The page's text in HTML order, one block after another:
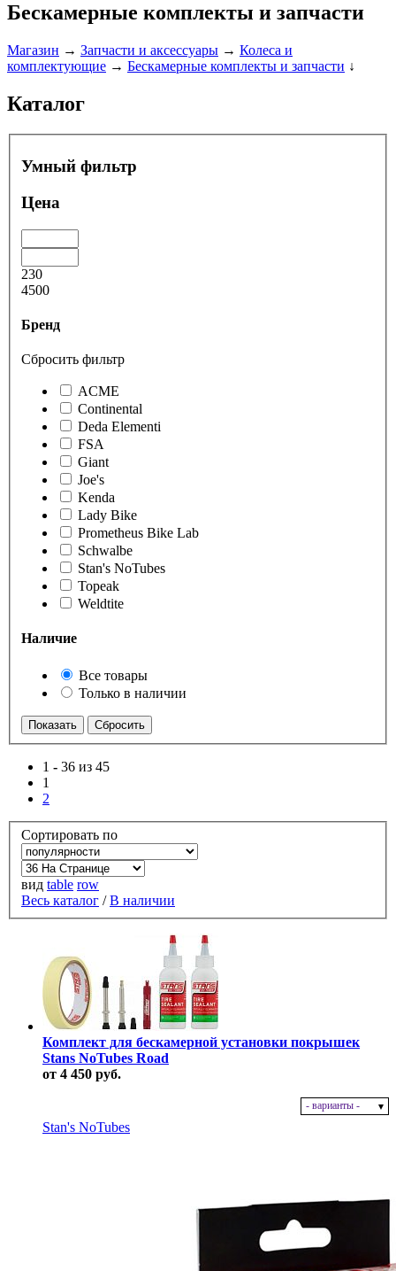
Бескамерные комплекты и запчасти
Магазин → Запчасти и аксессуары → Колеса и
комплектующие → Бескамерные комплекты и запчасти ↓
Каталог
Умный фильтр
Цена
230
4500
Бренд
Сбросить фильтр
ACME
Continental
Deda Elementi
FSA
Giant
Joe's
Kenda
Lady Bike
Prometheus Bike Lab
Schwalbe
Stan's NoTubes
Topeak
Weldtite
Наличие
Все товары
Только в наличии
1 - 36 из 45
1
2
Сортировать по
вид table row
Весь каталог /В наличии
Комплект для бескамерной установки покрышек
Stans NoTubes Road
от 4 450 руб.
- варианты -
Stan's NoTubes